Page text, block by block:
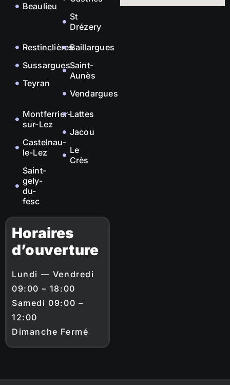
Beaulieu
St
Drézery
Restinclières
Sussargues
Teyran
Baillargues
Saint-
Aunès
Vendargues
Montferrier-
sur-Lez
Castelnau-
le-Lez
Saint-
gely-
du-
fesc
Lattes
Jacou
Le
Crès
Horaires
d’ouverture
Lundi — Vendredi
09:00 – 18:00
Samedi 09:00 –
12:00
Dimanche Fermé